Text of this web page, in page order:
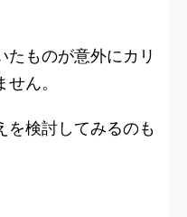
たものが意外にカリ
ん。
を検討してみるのも